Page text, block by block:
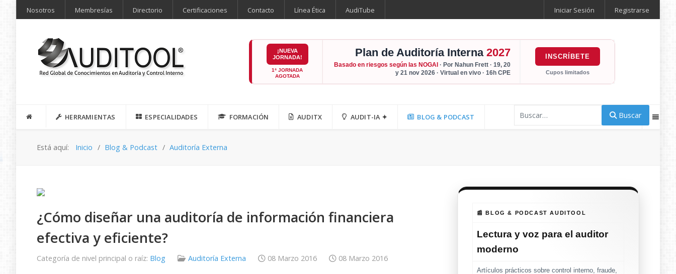
Nosotros Membresías Directorio Certificaciones Contacto Línea Ética AudiTube Iniciar Sesión Registrarse
¡NUEVA
JORNADA!
1ª JORNADA
AGOTADA
Plan de Auditoría Interna2027
Basado en riesgos según las NOGAI · Por Nahun Frett · 19, 20
y 21 nov 2026 · Virtual en vivo · 16h CPE
INSCRÍBETE
Cupos limitados
HERRAMIENTAS ESPECIALIDADES FORMACIÓN AUDITX AUDIT-IA ✦ BLOG & PODCAST Buscar
Está aquí: Inicio Blog & Podcast Auditoría Externa
¿Cómo diseñar una auditoría de información financiera
efectiva y eficiente?
Categoría de nivel principal o raíz: Blog Auditoría Externa 08 Marzo 2016 08 Marzo 2016
📰 BLOG & PODCAST AUDITOOL
Lectura y voz para el auditor
moderno
Artículos prácticos sobre control interno, fraude,